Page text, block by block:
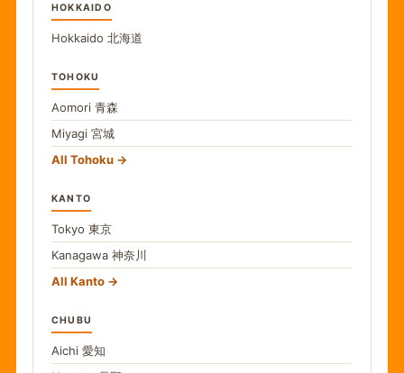
HOKKAIDO
Hokkaido 北海道
TOHOKU
Aomori 青森
Miyagi 宮城
All Tohoku
KANTO
Tokyo 東京
Kanagawa 神奈川
All Kanto
CHUBU
Aichi 愛知